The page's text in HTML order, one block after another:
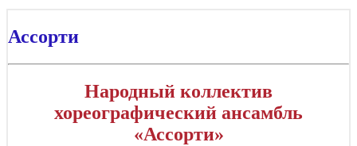
Ассорти
Народный коллектив
хореографический ансамбль
«Ассорти»